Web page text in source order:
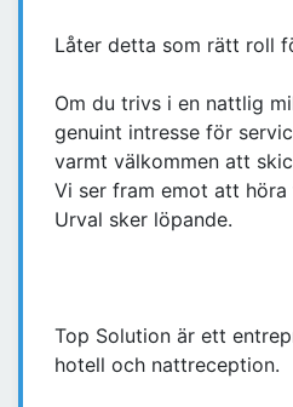
Låter detta som rätt roll
Om du trivs i en nattlig
genuint intresse för
varmt välkommen att
Vi ser fram emot att höra
Urval sker löpande.
Top Solution är ett
hotell och nattreception.